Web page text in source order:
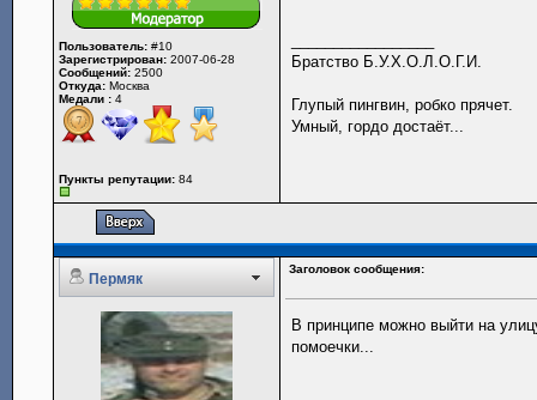
Пользователь: #10
Зарегистрирован: 2007-06-28
Сообщений: 2500
Откуда: Москва
Медали : 4
Пункты репутации: 84
Братство Б.У.Х.О.Л.О.Г.И.
Глупый пингвин, робко прячет.
Умный, гордо достаёт...
Пермяк
Заголовок сообщения:
В принципе можно выйти на
помоечки...